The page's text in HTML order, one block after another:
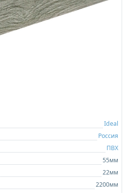
Ideal
Россия
ПВХ
55мм
22мм
2200мм